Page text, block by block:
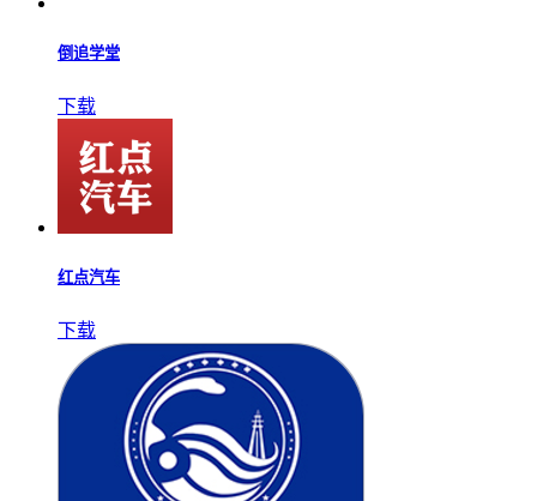
倒追学堂
下载
红点汽车
下载